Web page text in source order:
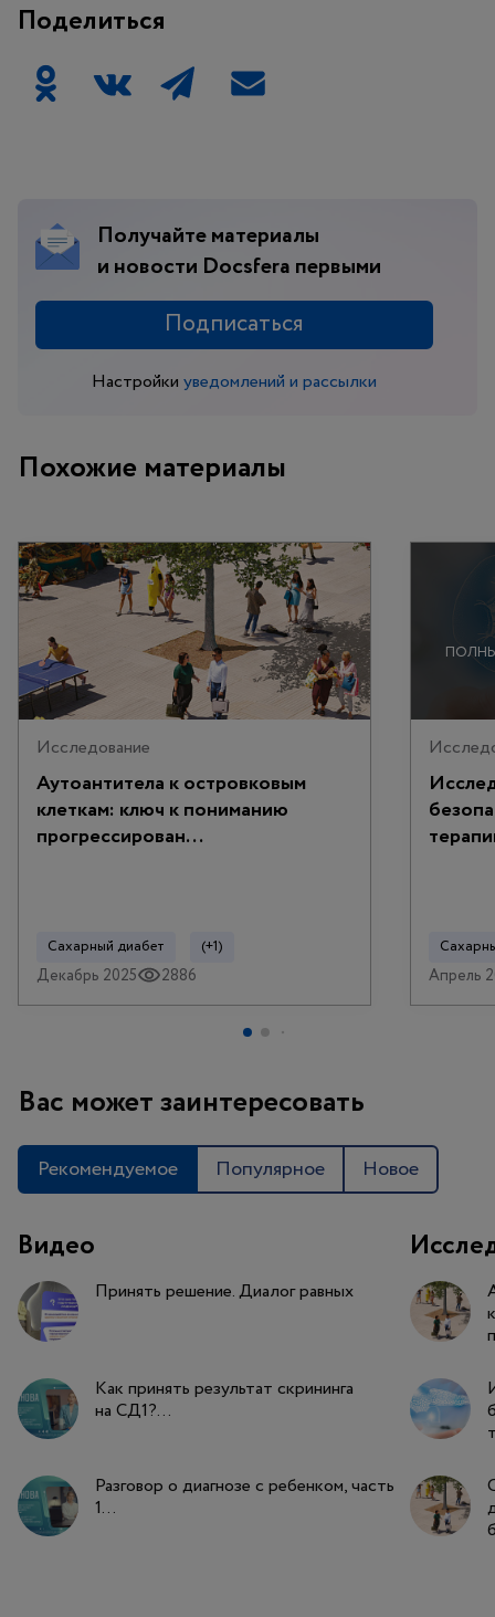
Поделиться
Получайте материалы
и новости Docsfera первыми
Настройки уведомлений и рассылки
Подписаться
Похожие материалы
Исследование
Аутоантитела к островковым
клеткам: ключ к пониманию
прогрессирован...
Сахарный диабет (+1)
Декабрь 2025 2886 Апрель
Вас может заинтересовать
Рекомендуемое Популярное Новое
Видео
Принять решение. Диалог равных
Как принять результат скрининга
на СД1?...
Разговор о диагнозе с ребенком, часть
1...